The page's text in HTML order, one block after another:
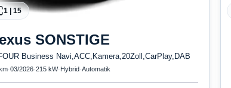
1 15
SONSTIGE
Business Navi,ACC,Kamera,20Zoll,CarPlay,DAB
·03/2026·215 kW· Hybrid·Automatik